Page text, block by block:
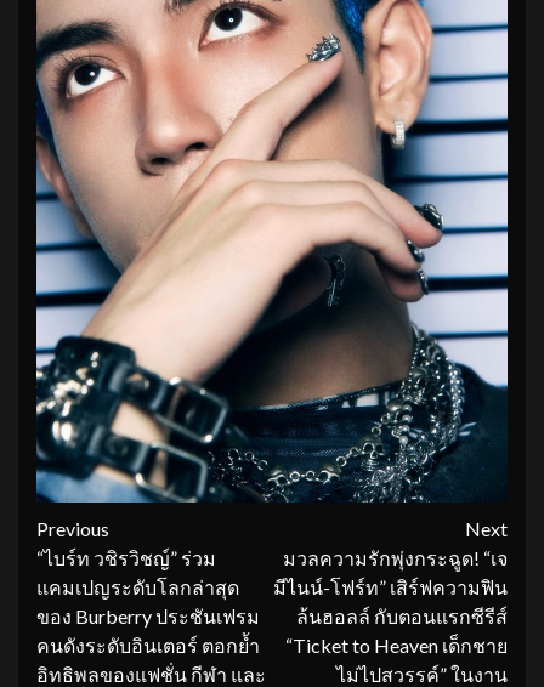
Continue
Reading
Previous
“ไบร์ท วชิรวิชญ์” ร่วม
แคมเปญระดับโลกล่าสุด
ของ Burberry ประชันเฟรม
คนดังระดับอินเตอร์ ตอกย้ำ
อิทธิพลของแฟชั่น กีฬา และ
Next
มวลความรักพุ่งกระฉูด! “เจ
มีไนน์-โฟร์ท” เสิร์ฟความฟิน
ล้นฮอลล์ กับตอนแรกซีรีส์
“Ticket to Heaven เด็กชาย
ไม่ไปสวรรค์” ในงาน